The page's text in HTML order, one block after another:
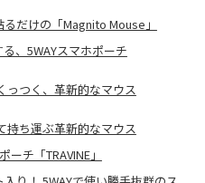
だけの「Magnito Mouse」
、5WAYスマホポーチ
っつく、革新的なマウス
ち運ぶ革新的なマウス
チ「TRAVINE」